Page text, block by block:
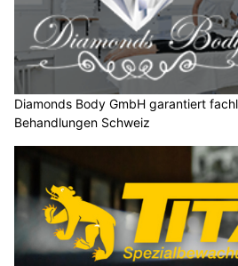
Diamonds Body GmbH garantiert
Behandlungen Schweiz